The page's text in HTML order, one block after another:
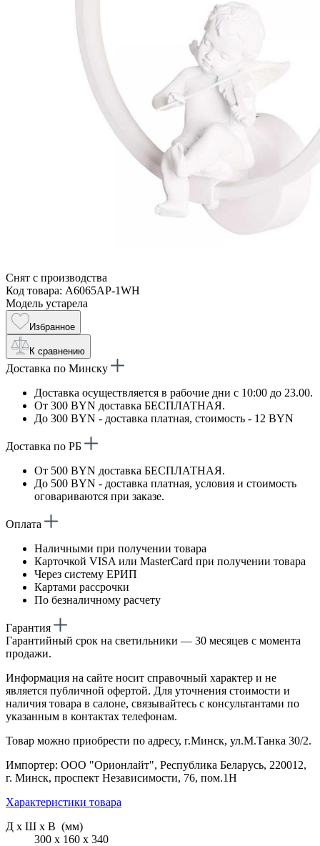
Снят с производства
Код товара: A6065AP-1WH
Модель устарела
Избранное
К сравнению
Доставка по Минску
Доставка осуществляется в рабочие дни с 10:00 до 23.00.
От 300 BYN доставка БЕСПЛАТНАЯ.
До 300 BYN - доставка платная, стоимость - 12 BYN
Доставка по РБ
От 500 BYN доставка БЕСПЛАТНАЯ.
До 500 BYN - доставка платная, условия и стоимость
оговариваются при заказе.
Оплата
Наличными при получении товара
Карточкой VISA или MasterCard при получении товара
Через систему ЕРИП
Картами рассрочки
По безналичному расчету
Гарантия
Гарантийный срок на светильники — 30 месяцев с момента
продажи.
Информация на сайте носит справочный характер и не
является публичной офертой. Для уточнения стоимости и
наличия товара в салоне, связывайтесь с консультантами по
указанным в контактах телефонам.
Товар можно приобрести по адресу, г.Минск, ул.М.Танка 30/2.
Импортер: ООО "Орионлайт", Республика Беларусь, 220012,
г. Минск, проспект Независимости, 76, пом.1Н
Характеристики товара
Д х Ш х В (мм)
300 х 160 х 340